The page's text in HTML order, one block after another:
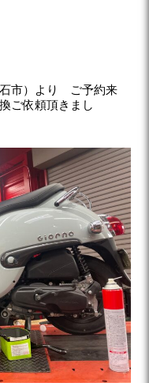
市）より ご予約来
ご依頼頂きまし